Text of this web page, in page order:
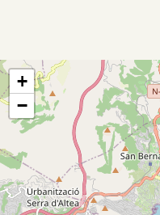
Koopwoningen
Huurwoningen
Verkocht
Verhuurd
+
−